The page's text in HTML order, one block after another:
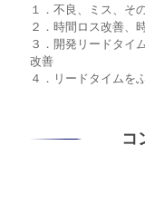
１．不良、ミス、そ
２．時間ロス改善、
３．開発リードタイ
改善
４．リードタイムを
コ